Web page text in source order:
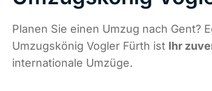
Planen Sie einen Umzug nach Gent?
Umzugskönig Vogler Fürth ist Ihr
internationale Umzüge.